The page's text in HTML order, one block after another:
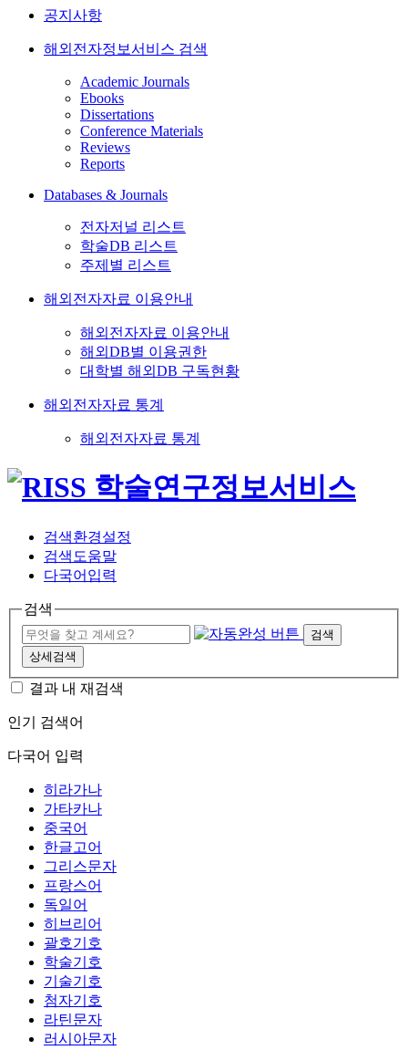
공지사항
해외전자정보서비스 검색
Academic Journals
Ebooks
Dissertations
Conference Materials
Reviews
Reports
Databases & Journals
전자저널 리스트
학술DB 리스트
주제별 리스트
해외전자자료 이용안내
해외전자자료 이용안내
해외DB별 이용권한
대학별 해외DB 구독현황
해외전자자료 통계
해외전자자료 통계
검색환경설정
검색도움말
다국어입력
검색
검색
상세검색
결과 내 재검색
인기 검색어
다국어 입력
히라가나
가타카나
중국어
한글고어
그리스문자
프랑스어
독일어
히브리어
괄호기호
학술기호
기술기호
첨자기호
라틴문자
러시아문자